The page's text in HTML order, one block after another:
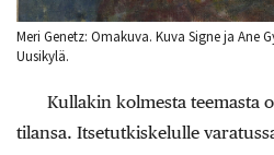
Meri Genetz: Omakuva. Kuva Signe ja Ane
Uusikylä.
Kullakin kolmesta teemasta
tilansa. Itsetutkiskelulle